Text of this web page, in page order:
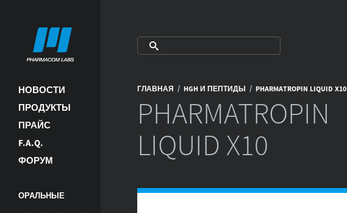
НОВОСТИ
ПРОДУКТЫ
ПРАЙС
F.A.Q.
ФОРУМ
ОРАЛЬНЫЕ
ГЛАВНАЯ / HGH И ПЕПТИДЫ / PHARMATROPIN LIQUID X10
PHARMATROPIN
LIQUID X10